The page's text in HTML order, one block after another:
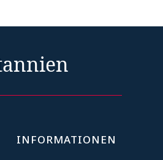
INFORMATIONEN